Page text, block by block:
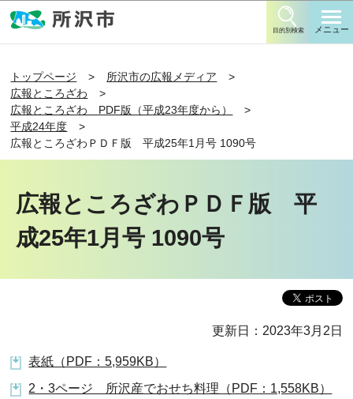
目的別検索 メニュー
トップページ
所沢市の広報メディア
広報ところざわ
広報ところざわ PDF版（平成23年度から）
平成24年度
広報ところざわＰＤＦ版 平成25年1月号 1090号
広報ところざわＰＤＦ版 平
成25年1月号 1090号
更新日：2023年3月2日
表紙（PDF：5,959KB）
2・3ページ 所沢産でおせち料理（PDF：1,558KB）